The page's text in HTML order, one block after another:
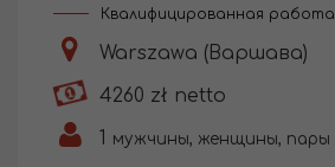
Квалифицированная работа
Warszawa (Варшава)
4260 zł netto
1 мужчины, женщины, пары